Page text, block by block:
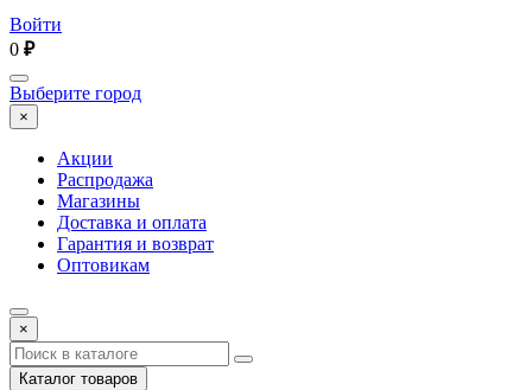
Войти
0 ₽
Выберите город
×
Акции
Распродажа
Магазины
Доставка и оплата
Гарантия и возврат
Оптовикам
×
Каталог товаров